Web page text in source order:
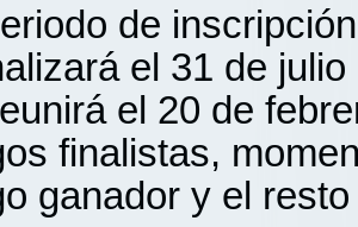
de
el 31 de
el 20 de
finalistas,
ganador y el